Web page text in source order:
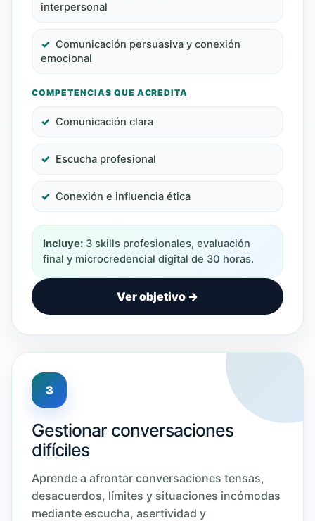
interpersonal
Comunicación persuasiva y conexión
emocional
COMPETENCIAS QUE ACREDITA
Comunicación clara
Escucha profesional
Conexión e influencia ética
Incluye: 3 skills profesionales, evaluación
final y microcredencial digital de 30 horas.
Ver objetivo →
3
Gestionar conversaciones
difíciles
Aprende a afrontar conversaciones tensas,
desacuerdos, límites y situaciones incómodas
mediante escucha, asertividad y